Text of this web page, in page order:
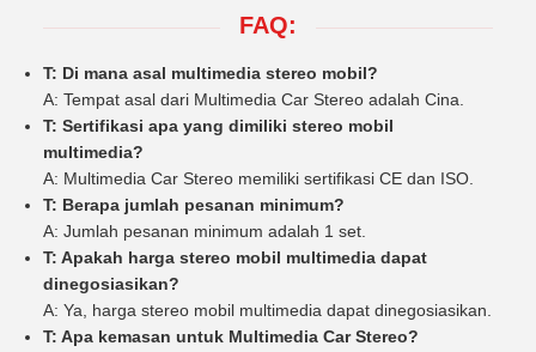
FAQ:
T: Di mana asal multimedia stereo mobil?
A: Tempat asal dari Multimedia Car Stereo adalah Cina.
T: Sertifikasi apa yang dimiliki stereo mobil
multimedia?
A: Multimedia Car Stereo memiliki sertifikasi CE dan ISO.
T: Berapa jumlah pesanan minimum?
A: Jumlah pesanan minimum adalah 1 set.
T: Apakah harga stereo mobil multimedia dapat
dinegosiasikan?
A: Ya, harga stereo mobil multimedia dapat dinegosiasikan.
T: Apa kemasan untuk Multimedia Car Stereo?